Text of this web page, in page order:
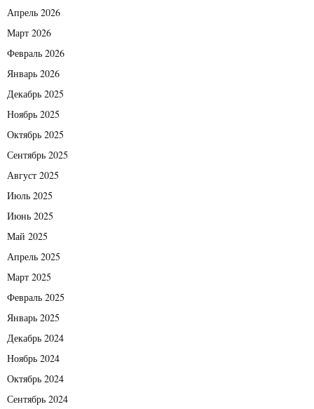
Апрель 2026
Март 2026
Февраль 2026
Январь 2026
Декабрь 2025
Ноябрь 2025
Октябрь 2025
Сентябрь 2025
Август 2025
Июль 2025
Июнь 2025
Май 2025
Апрель 2025
Март 2025
Февраль 2025
Январь 2025
Декабрь 2024
Ноябрь 2024
Октябрь 2024
Сентябрь 2024